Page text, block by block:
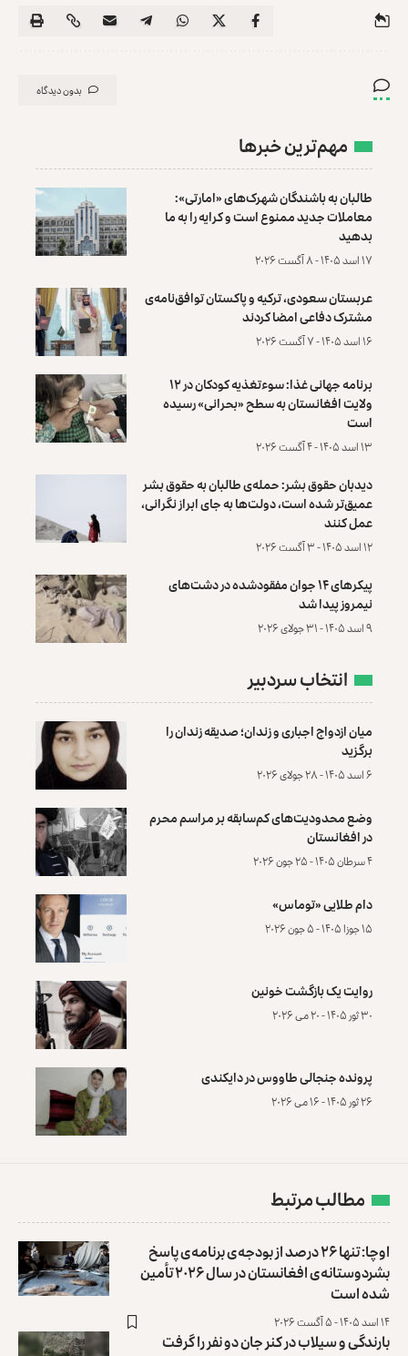
بدون دیدگاه
مهم‌ترین خبرها
طالبان به باشندگان شهرک‌های «امارتی»:
معاملات جدید ممنوع است و کرایه را به ما
بدهید
۱۷ اسد ۱۴۰۵ - ۸ آگست ۲۰۲۶
عربستان سعودی، ترکیه و پاکستان توافق‌نامه‌ی
مشترک دفاعی امضا کردند
۱۶ اسد ۱۴۰۵ - ۷ آگست ۲۰۲۶
برنامه جهانی غذا: سوءتغذیه کودکان در ۱۲
ولایت افغانستان به سطح «بحرانی» رسیده
است
۱۳ اسد ۱۴۰۵ - ۴ آگست ۲۰۲۶
دیدبان حقوق بشر: حمله‌ی طالبان به حقوق بشر
عمیق‌تر شده است، دولت‌ها به جای ابراز نگرانی،
عمل کنند
۱۲ اسد ۱۴۰۵ - ۳ آگست ۲۰۲۶
پیکرهای ۱۴ جوان مفقودشده در دشت‌های
نیمروز پیدا شد
۹ اسد ۱۴۰۵ - ۳۱ جولای ۲۰۲۶
انتخاب سردبیر
میان ازدواج اجباری و زندان؛ صدیقه زندان را
برگزید
۶ اسد ۱۴۰۵ - ۲۸ جولای ۲۰۲۶
وضع محدودیت‌های کم‌سابقه بر مراسم محرم
در افغانستان
۴ سرطان ۱۴۰۵ - ۲۵ جون ۲۰۲۶
دام طلایی «توماس»
۱۵ جوزا ۱۴۰۵ - ۵ جون ۲۰۲۶
روایت یک بازگشت خونین
۳۰ ثور ۱۴۰۵ - ۲۰ می ۲۰۲۶
پرونده‌ جنجالی طاووس در دایکندی
۲۶ ثور ۱۴۰۵ - ۱۶ می ۲۰۲۶
مطالب مرتبط
اوچا: تنها ۲۶ درصد از بودجه‌ی برنامه‌ی پاسخ
بشردوستانه‌ی افغانستان در سال ۲۰۲۶ تأمین
شده است
۱۴ اسد ۱۴۰۵ - ۵ آگست ۲۰۲۶
بارندگی و سیلاب در کنر جان دو نفر را گرفت ‏